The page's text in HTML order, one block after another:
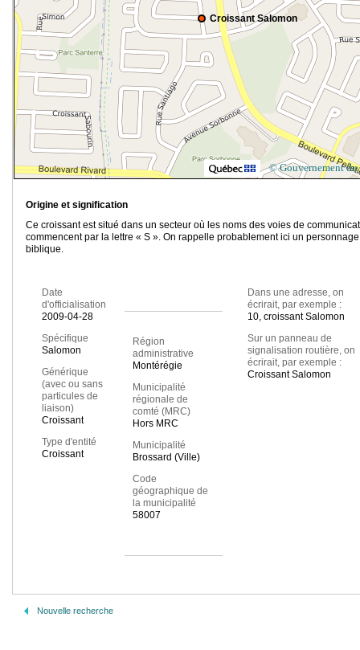
Croissant Salomon
© Gouvernement du
Origine et signification
Ce croissant est situé dans un secteur où les noms des voies de
commencent par la lettre « S ». On rappelle probablement ici un personnage
biblique.
Date
d'officialisation
2009-04-28
Spécifique
Salomon
Générique
(avec ou sans
particules de
liaison)
Croissant
Type d'entité
Croissant
Région
administrative
Montérégie
Municipalité
régionale de
comté (MRC)
Hors MRC
Municipalité
Brossard (Ville)
Code
géographique de
la municipalité
58007
Dans une adresse, on
écrirait, par exemple :
10, croissant Salomon
Sur un panneau de
signalisation routière, on
écrirait, par exemple :
Croissant Salomon
Nouvelle recherche